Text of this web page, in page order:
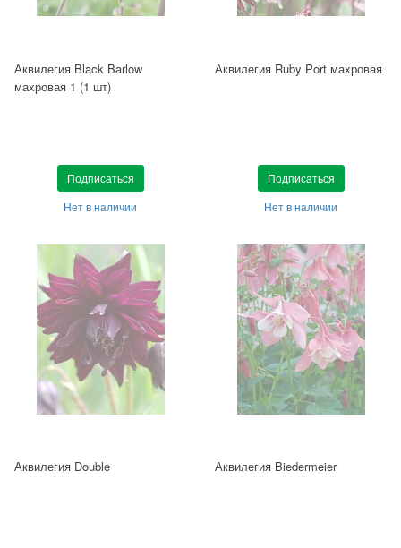
Аквилегия Black Barlow
махровая 1 (1 шт)
Подписаться
Нет в наличии
Аквилегия Ruby Port махровая
Подписаться
Нет в наличии
Аквилегия Double Аквилегия Biedermeier